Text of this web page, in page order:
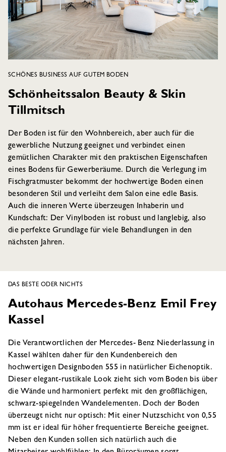
SCHÖNES BUSINESS AUF GUTEM BODEN
Schönheitssalon Beauty & Skin
Tillmitsch
Der Boden ist für den Wohnbereich, aber auch für die
gewerbliche Nutzung geeignet und verbindet einen
gemütlichen Charakter mit den praktischen Eigenschaften
eines Bodens für Gewerberäume. Durch die Verlegung im
Fischgratmuster bekommt der hochwertige Boden einen
besonderen Stil und verleiht dem Salon eine edle Basis.
Auch die inneren Werte überzeugen Inhaberin und
Kundschaft: Der Vinylboden ist robust und langlebig, also
die perfekte Grundlage für viele Behandlungen in den
nächsten Jahren.
DAS BESTE ODER NICHTS
Autohaus Mercedes-Benz Emil Frey
Kassel
Die Verantwortlichen der Mercedes- Benz Niederlassung in
Kassel wählten daher für den Kundenbereich den
hochwertigen Designboden 555 in natürlicher Eichenoptik.
Dieser elegant-rustikale Look zieht sich vom Boden bis über
die Wände und harmoniert perfekt mit den großflächigen,
schwarz-spiegelnden Wandelementen. Doch der Boden
überzeugt nicht nur optisch: Mit einer Nutzschicht von 0,55
mm ist er ideal für höher frequentierte Bereiche geeignet.
Neben den Kunden sollen sich natürlich auch die